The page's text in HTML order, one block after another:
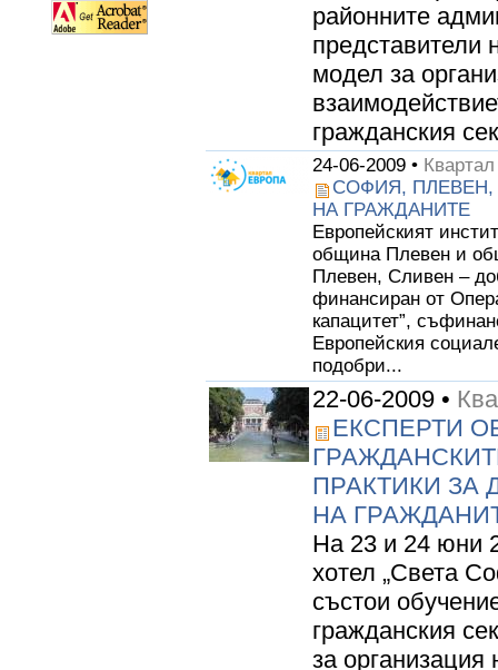
районните
представители
модел за
гражданския
24-06-2009 •
СОФИЯ, ПЛЕВЕН,
НА ГРАЖДАНИТЕ
Европейският
община Плевен и
Плевен, Сливен –
финансиран от
капацитет”,
Европейския
подобри...
22-06-2009 •
ЕКСПЕРТИ
ПРАКТИКИ ЗА
НА
На 23 и 24 юни
хотел „Света
състои
гражданския
за организация